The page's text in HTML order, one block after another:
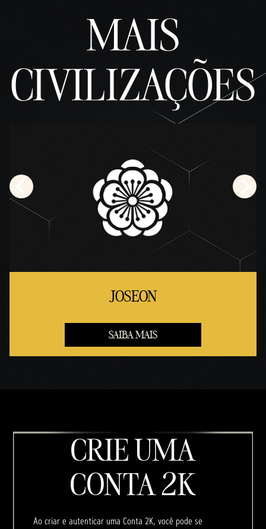
MAIS
CIVILIZAÇÕES
JOSEON
SAIBA MAIS
CRIE UMA
CONTA 2K
Ao criar e autenticar uma Conta 2K, você pode se